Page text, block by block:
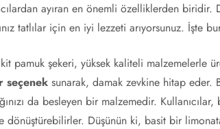
ayıran en önemli özelliklerden
tatlılar için en iyi lezzeti arıyorsunuz. İşte
pamuk şekeri, yüksek kaliteli malzemelerle
seçenek sunarak, damak zevkine hitap eder.
da besleyen bir malzemedir.
dönüştürebilirler. Düşünün ki, basit bir